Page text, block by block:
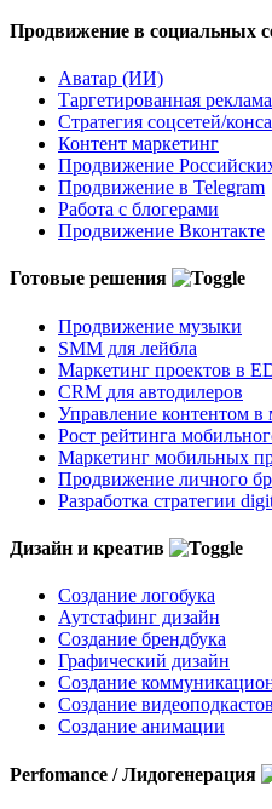
Продвижение в социальных
Аватар (ИИ)
Таргетированная
Стратегия соцсетей/
Контент маркетинг
Продвижение
Продвижение в Telegram
Работа с блогерами
Продвижение Вконтакте
Готовые решения
Продвижение музыки
SMM для лейбла
Маркетинг проектов в
CRM для автодилеров
Управление контентом
Рост рейтинга
Маркетинг мобильных
Продвижение личного
Разработка стратегии
Дизайн и креатив
Создание логобука
Аутстафинг дизайн
Создание брендбука
Графический дизайн
Создание
Создание видеоподкастов
Создание анимации
Perfomance / Лидогенерация